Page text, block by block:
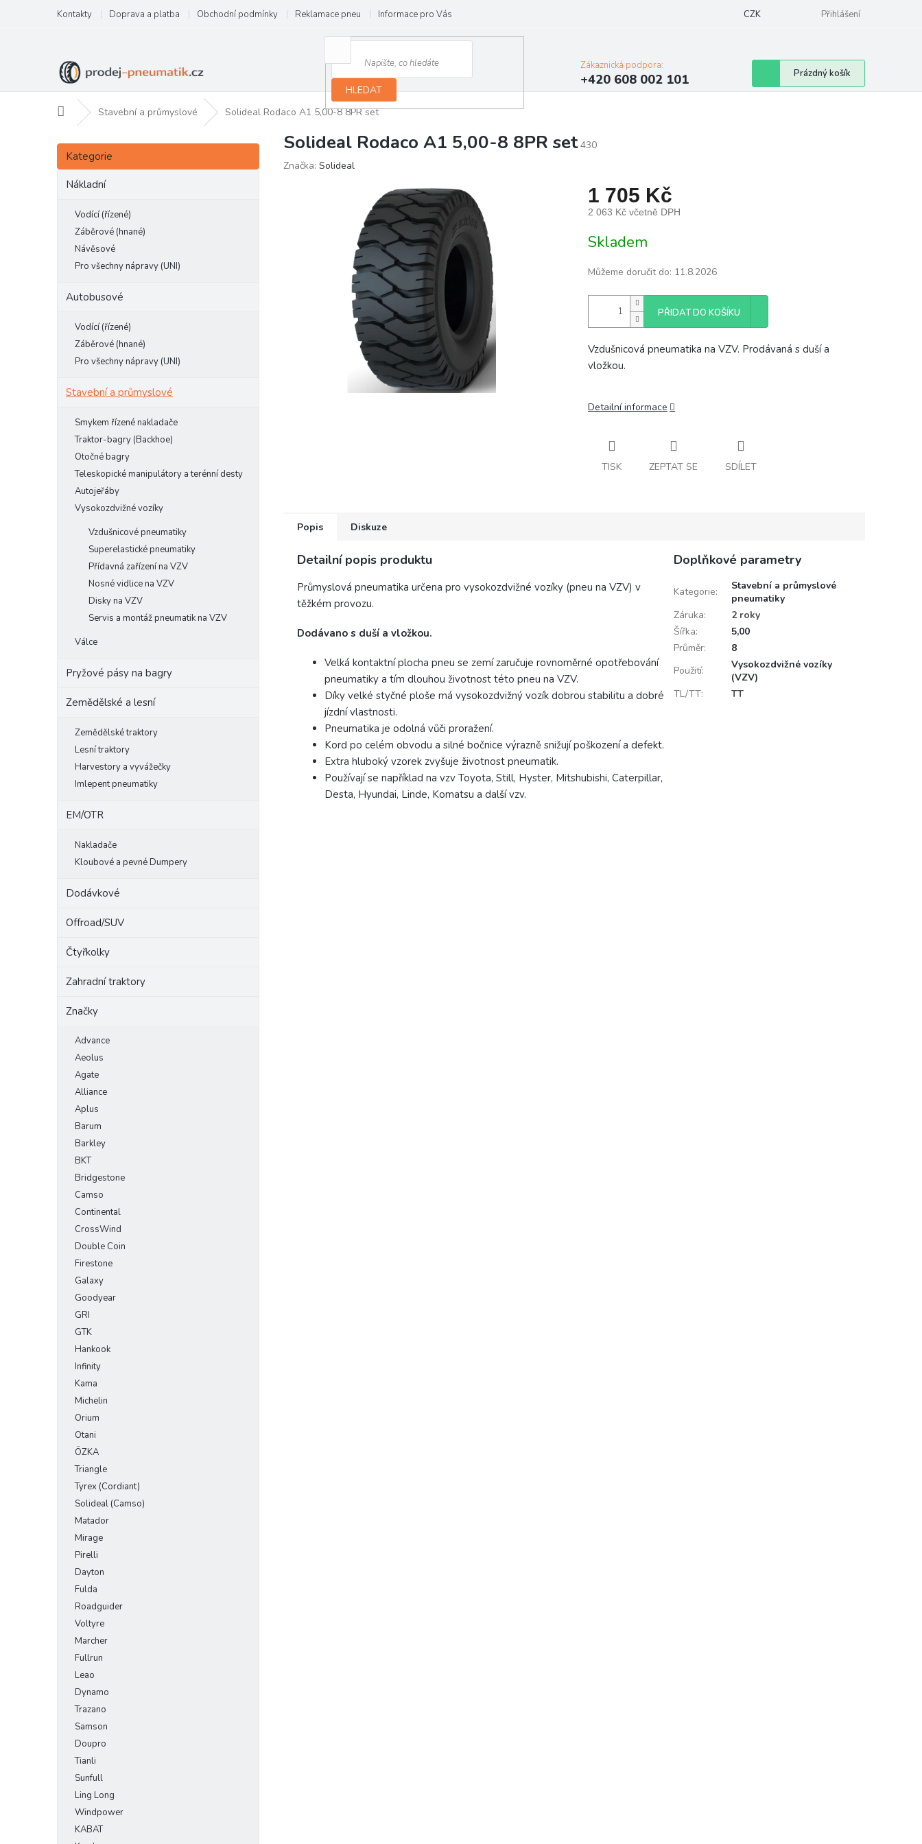
obsah
Kontakty Doprava a platba Obchodní podmínky Reklamace pneu Informace pro Vás Mapa serveru Moje objednávka
CZK Přihlášení
HLEDAT
Zákaznická podpora:
+420 608 002 101
Nákupní
košík
Prázdný košík
Domů Stavební a průmyslové Solideal Rodaco A1 5,00-8 8PR set
P
s
Přeskočit
kategorie
Kategorie
Nákladní
Vodící (řízené)
Záběrové (hnané)
Návěsové
Pro všechny nápravy (UNI)
Autobusové
Vodící (řízené)
Záběrové (hnané)
Pro všechny nápravy (UNI)
Stavební a průmyslové
Smykem řízené nakladače
Traktor-bagry (Backhoe)
Otočné bagry
Teleskopické manipulátory a terénní desty
Autojeřáby
Vysokozdvižné vozíky
Vzdušnicové pneumatiky
Superelastické pneumatiky
Přídavná zařízení na VZV
Nosné vidlice na VZV
Disky na VZV
Servis a montáž pneumatik na VZV
Válce
Pryžové pásy na bagry
Zemědělské a lesní
Zemědělské traktory
Lesní traktory
Harvestory a vyvážečky
Imlepent pneumatiky
EM/OTR
Nakladače
Kloubové a pevné Dumpery
Dodávkové
Offroad/SUV
Čtyřkolky
Zahradní traktory
Značky
Advance
Aeolus
Agate
Alliance
Aplus
Barum
Barkley
BKT
Bridgestone
Camso
Continental
CrossWind
Double Coin
Firestone
Galaxy
Goodyear
GRI
GTK
Hankook
Infinity
Kama
Michelin
Orium
Otani
ÖZKA
Triangle
Tyrex (Cordiant)
Solideal (Camso)
Matador
Mirage
Pirelli
Dayton
Fulda
Roadguider
Voltyre
Marcher
Fullrun
Leao
Dynamo
Trazano
Samson
Doupro
Tianli
Sunfull
Ling Long
Windpower
KABAT
Solideal Rodaco A1 5,00-8 8PR set 430
Značka: Solideal
1 705 Kč
2 063 Kč včetně DPH
cena:
Skladem
Můžeme doručit do: 11.8.2026
PŘIDAT DO KOŠÍKU
Vzdušnicová pneumatika na VZV. Prodávaná s duší a
vložkou.
Detailní informace
TISK ZEPTAT SE SDÍLET
Popis Diskuze
Detailní popis produktu
Průmyslová pneumatika určena pro vysokozdvižné vozíky (pneu na VZV) v
těžkém provozu.
Dodávano s duší a vložkou.
Velká kontaktní plocha pneu se zemí zaručuje rovnoměrné opotřebování
pneumatiky a tím dlouhou životnost této pneu na VZV.
Díky velké styčné ploše má vysokozdvižný vozík dobrou stabilitu a dobré
jízdní vlastnosti.
Pneumatika je odolná vůči proražení.
Kord po celém obvodu a silné bočnice výrazně snižují poškození a defekt.
Extra hluboký vzorek zvyšuje životnost pneumatik.
Používají se například na vzv Toyota, Still, Hyster, Mitshubishi, Caterpillar,
Desta, Hyundai, Linde, Komatsu a další vzv.
Doplňkové parametry
Kategorie:
Stavební a průmyslové
pneumatiky
Záruka:
2 roky
Šířka:
5,00
Průměr:
8
Použití:
Vysokozdvižné vozíky
(VZV)
TL/TT: TT